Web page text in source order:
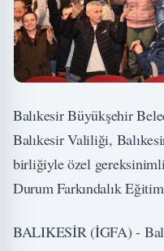
Balıkesir Büyükşehir
Balıkesir Valiliği,
birliğiyle özel
Durum Farkındalık
BALIKESİR (İGFA) -